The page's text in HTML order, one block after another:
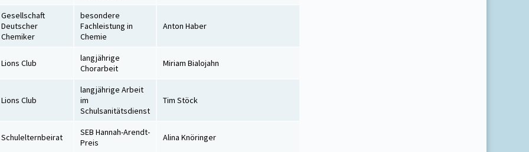
Gesellschaft
Deutscher
Chemiker
besondere
Fachleistung in
Chemie
Anton Haber
Lions Club
langjährige
Chorarbeit
Miriam Bialojahn
Lions Club
langjährige Arbeit
im
Schulsanitätsdienst
Tim Stöck
Schulelternbeirat
SEB Hannah-Arendt-
Preis
Alina Knöringer